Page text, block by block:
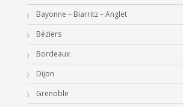
Bayonne – Biarritz – Anglet
Béziers
Bordeaux
Dijon
Grenoble